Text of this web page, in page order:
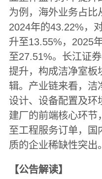
为例，海外业务占比
2024年的43.22%，
升至13.55%，2025
至27.51%。长江证
提升，构成洁净室板
辑。产业链来看，洁
设计、设备配置及环
建厂的前端核心环节
至工程服务订单，国
质的企业稀缺性突出。
【公告解读】